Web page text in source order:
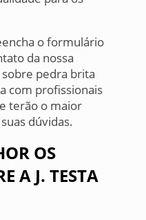
o formulário
da nossa
pedra brita
com profissionais
terão o maior
dúvidas.
OS
A J. TESTA